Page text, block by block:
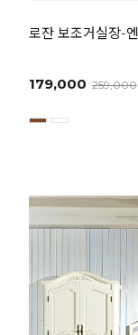
로잔 보조거실장-
179,000 259,000